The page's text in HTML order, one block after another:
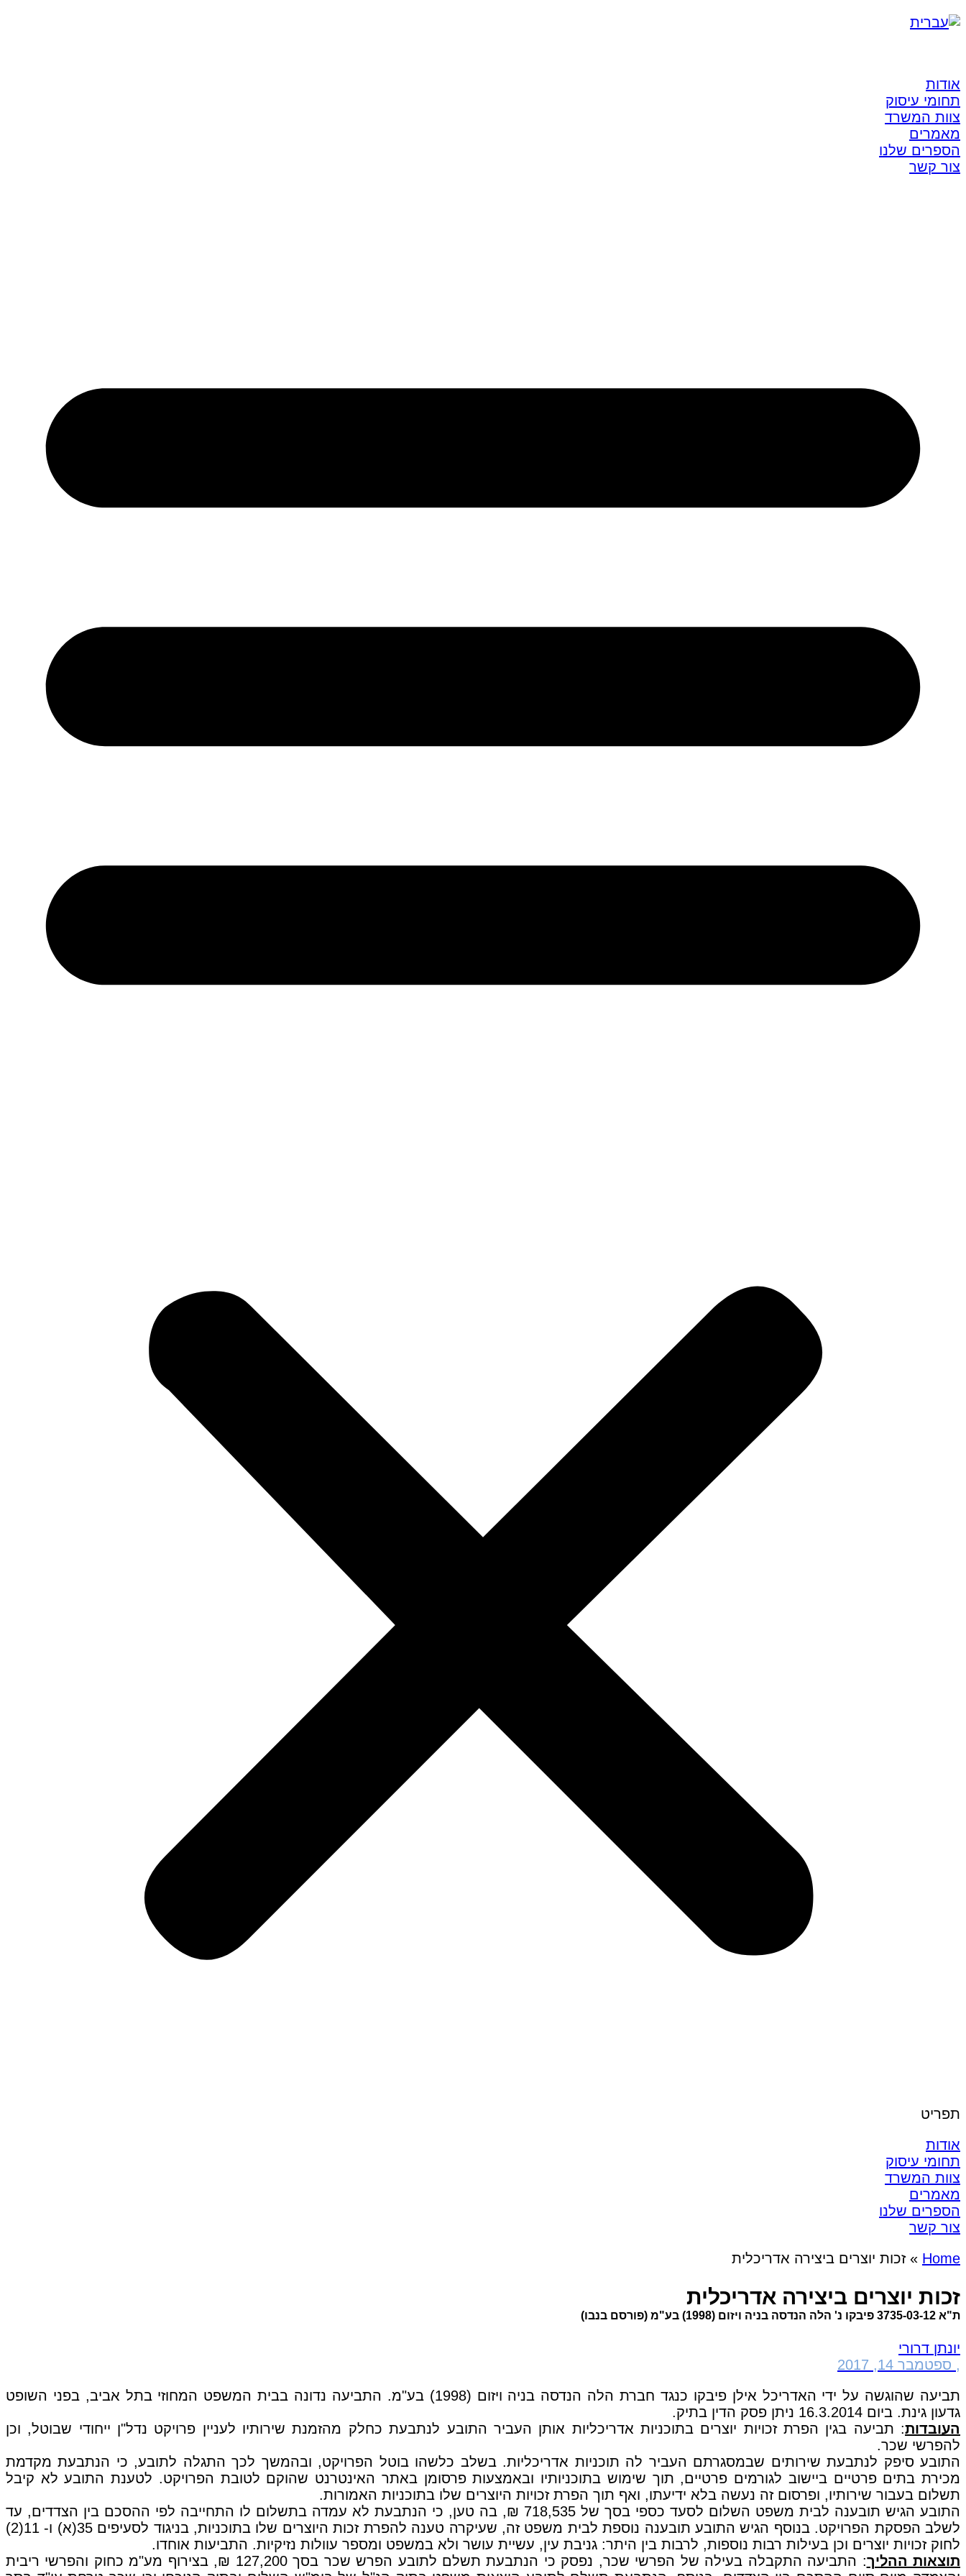
אודות
תחומי עיסוק
צוות המשרד
מאמרים
הספרים שלנו
צור קשר
תפריט
אודות
תחומי עיסוק
צוות המשרד
מאמרים
הספרים שלנו
צור קשר
Home
»זכות יוצרים ביצירה אדריכלית
זכות יוצרים ביצירה אדריכלית
ת"א 3735-03-12 פיבקו נ' הלה הנדסה בניה ויזום (1998) בע"מ (פורסם בנבו)
יונתן דרורי
, ספטמבר 14, 2017
תביעה שהוגשה על ידי האדריכל אילן פיבקו כנגד חברת הלה הנדסה בניה ויזום (1998) בע"מ. התביעה נדונה בבית המשפט המחוזי בתל אביב, בפני השופט
גדעון גינת. ביום 16.3.2014 ניתן פסק הדין בתיק.
העובדות: תביעה בגין הפרת זכויות יוצרים בתוכניות אדריכליות אותן העביר התובע לנתבעת כחלק מהזמנת שירותיו לעניין פרויקט נדל"ן ייחודי שבוטל, וכן
להפרשי שכר.
התובע סיפק לנתבעת שירותים שבמסגרתם העביר לה תוכניות אדריכליות. בשלב כלשהו בוטל הפרויקט, ובהמשך לכך התגלה לתובע, כי הנתבעת מקדמת
מכירת בתים פרטיים ביישוב לגורמים פרטיים, תוך שימוש בתוכניותיו ובאמצעות פרסומן באתר האינטרנט שהוקם לטובת הפרויקט. לטענת התובע לא קיבל
תשלום בעבור שירותיו, ופרסום זה נעשה בלא ידיעתו, ואף תוך הפרת זכויות היוצרים שלו בתוכניות האמורות.
התובע הגיש תובענה לבית משפט השלום לסעד כספי בסך של 718,535 ₪, בה טען, כי הנתבעת לא עמדה בתשלום לו התחייבה לפי ההסכם בין הצדדים, עד
לשלב הפסקת הפרויקט. בנוסף הגיש התובע תובענה נוספת לבית משפט זה, שעיקרה טענה להפרת זכות היוצרים שלו בתוכניות, בניגוד לסעיפים 35(א) ו- 11(2)
לחוק זכויות יוצרים וכן בעילות רבות נוספות, לרבות בין היתר: גניבת עין, עשיית עושר ולא במשפט ומספר עוולות נזיקיות. התביעות אוחדו.
תוצאות ההליך
: התביעה התקבלה בעילה של הפרשי שכר, נפסק כי הנתבעת תשלם לתובע הפרש שכר בסך 127,200 ₪, בצירוף מע"מ כחוק והפרשי ריבית